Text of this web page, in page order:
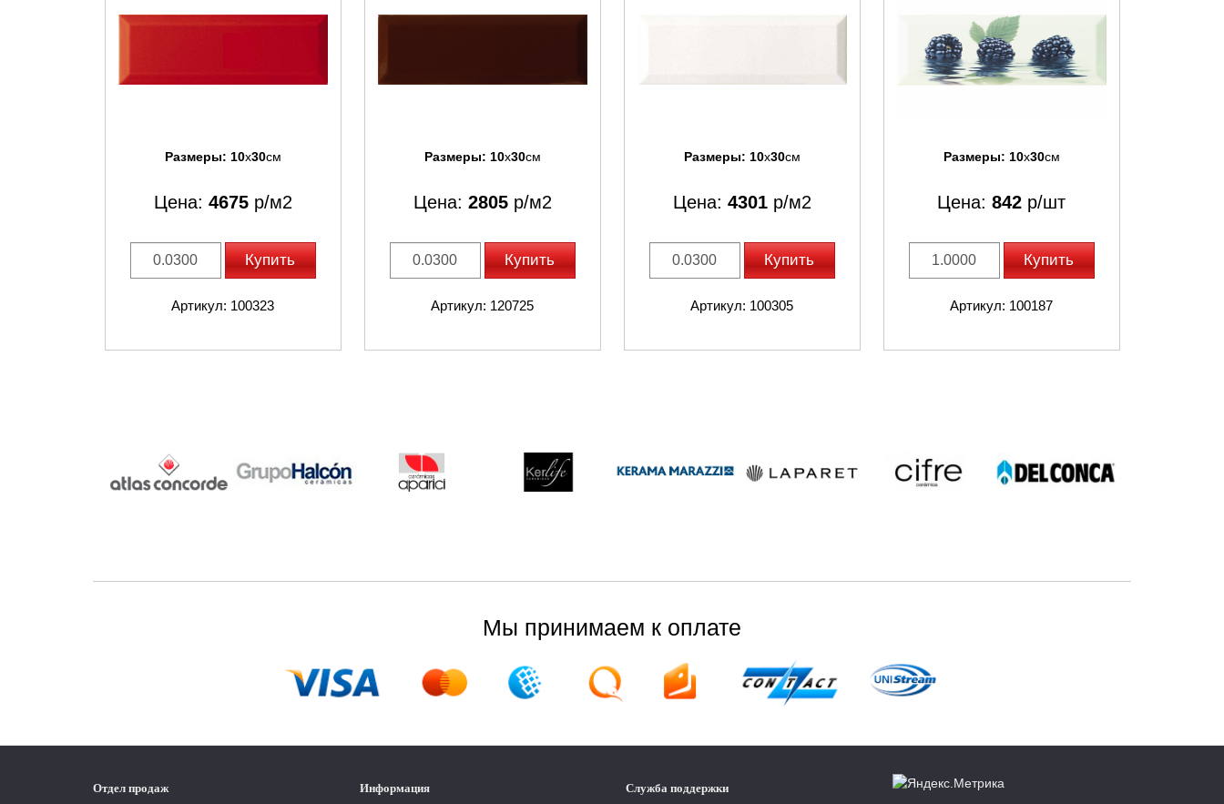
Размеры: 10x30см
Цена: 4675р/м2
Купить
Артикул: 100323
Размеры: 10x30см
Цена: 2805р/м2
Купить
Артикул: 120725
Размеры: 10x30см
Цена: 4301р/м2
Купить
Артикул: 100305
Размеры: 10x30см
Цена: 842 р/шт
Купить
Артикул: 100187
Мы принимаем к оплате
Отдел продаж Информация Служба поддержки